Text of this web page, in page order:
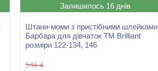
Залишилось 16 днів
Штани-моми з пристібними шлейками
Барбара для дівчаток ТМ Brilliant
розміри 122-134, 146
545 ₴